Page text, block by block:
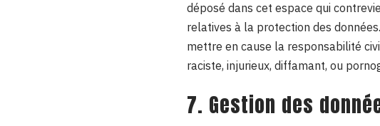
déposé dans cet espace qui
relatives à la protection des
mettre en cause la responsabilité
raciste, injurieux, diffamant, ou
7. Gestion des